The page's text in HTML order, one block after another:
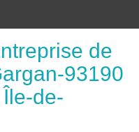
de
93190
de-